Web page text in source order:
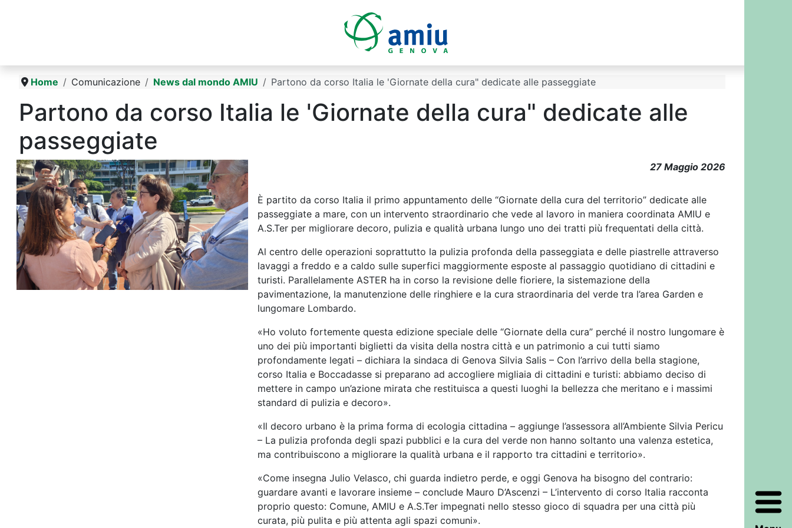
Home Comunicazione News dal mondo AMIU Partono da corso Italia le 'Giornate della cura" dedicate alle passeggiate
Partono da corso Italia le 'Giornate della cura" dedicate alle
passeggiate
Partono da corso Italia le 'Giornate della cura" dedicate alle
27 Maggio 2026
È partito da corso Italia il primo appuntamento delle “Giornate della cura del territorio” dedicate alle
passeggiate a mare, con un intervento straordinario che vede al lavoro in maniera coordinata AMIU e
A.S.Ter per migliorare decoro, pulizia e qualità urbana lungo uno dei tratti più frequentati della città.
Al centro delle operazioni soprattutto la pulizia profonda della passeggiata e delle piastrelle attraverso
lavaggi a freddo e a caldo sulle superfici maggiormente esposte al passaggio quotidiano di cittadini e
turisti. Parallelamente ASTER ha in corso la revisione delle fioriere, la sistemazione della
pavimentazione, la manutenzione delle ringhiere e la cura straordinaria del verde tra l’area Garden e
lungomare Lombardo.
«Ho voluto fortemente questa edizione speciale delle “Giornate della cura” perché il nostro lungomare è
uno dei più importanti biglietti da visita della nostra città e un patrimonio a cui tutti siamo
profondamente legati – dichiara la sindaca di Genova Silvia Salis – Con l’arrivo della bella stagione,
corso Italia e Boccadasse si preparano ad accogliere migliaia di cittadini e turisti: abbiamo deciso di
mettere in campo un’azione mirata che restituisca a questi luoghi la bellezza che meritano e i massimi
standard di pulizia e decoro».
«Il decoro urbano è la prima forma di ecologia cittadina – aggiunge l’assessora all’Ambiente Silvia Pericu
– La pulizia profonda degli spazi pubblici e la cura del verde non hanno soltanto una valenza estetica,
ma contribuiscono a migliorare la qualità urbana e il rapporto tra cittadini e territorio».
«Come insegna Julio Velasco, chi guarda indietro perde, e oggi Genova ha bisogno del contrario:
guardare avanti e lavorare insieme – conclude Mauro D’Ascenzi – L’intervento di corso Italia racconta
proprio questo: Comune, AMIU e A.S.Ter impegnati nello stesso gioco di squadra per una città più
curata, più pulita e più attenta agli spazi comuni».